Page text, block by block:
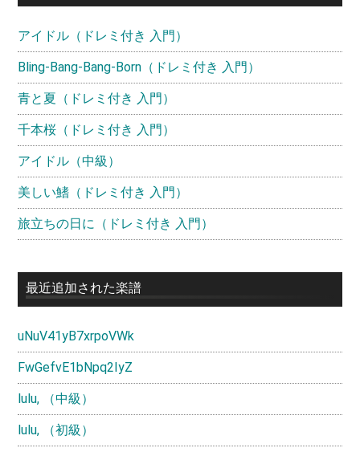
ド
バ
ー
アイドル（ドレミ付き 入門）
Bling-Bang-Bang-Born（ドレミ付き 入門）
青と夏（ドレミ付き 入門）
千本桜（ドレミ付き 入門）
アイドル（中級）
美しい鰭（ドレミ付き 入門）
旅立ちの日に（ドレミ付き 入門）
最近追加された楽譜
uNuV41yB7xrpoVWk
FwGefvE1bNpq2IyZ
lulu, （中級）
lulu, （初級）